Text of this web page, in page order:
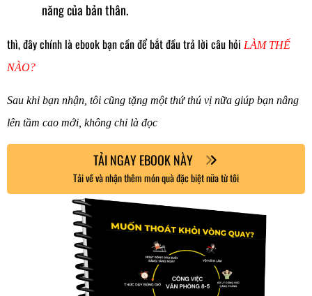
năng của bản thân.
thì, đây chính là ebook bạn cần để bắt đầu trả lời câu hỏi LÀM THẾ
NÀO?
Sau khi bạn nhận, tôi cũng tặng một thứ thú vị nữa giúp bạn nâng
lên tầm cao mới, không chỉ là đọc
TẢI NGAY EBOOK NÀY
Tải về và nhận thêm món quà đặc biệt nữa từ tôi